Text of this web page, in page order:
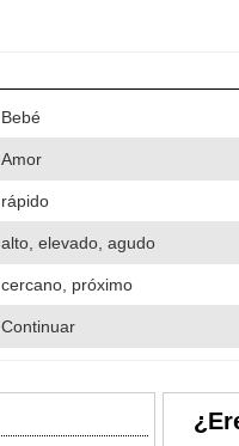
Bebé
Amor
rápido
alto, elevado, agudo
cercano, próximo
Continuar